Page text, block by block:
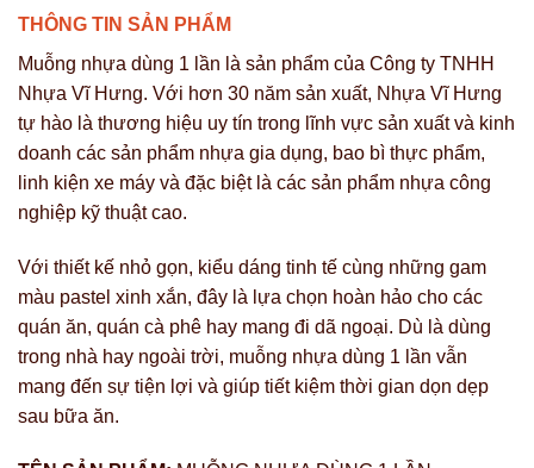
THÔNG TIN SẢN PHẨM
Muỗng nhựa dùng 1 lần là sản phẩm của Công ty TNHH
Nhựa Vĩ Hưng. Với hơn 30 năm sản xuất, Nhựa Vĩ Hưng
tự hào là thương hiệu uy tín trong lĩnh vực sản xuất và kinh
doanh các sản phẩm nhựa gia dụng, bao bì thực phẩm,
linh kiện xe máy và đặc biệt là các sản phẩm nhựa công
nghiệp kỹ thuật cao.
Với thiết kế nhỏ gọn, kiểu dáng tinh tế cùng những gam
màu pastel xinh xắn, đây là lựa chọn hoàn hảo cho các
quán ăn, quán cà phê hay mang đi dã ngoại. Dù là dùng
trong nhà hay ngoài trời, muỗng nhựa dùng 1 lần vẫn
mang đến sự tiện lợi và giúp tiết kiệm thời gian dọn dẹp
sau bữa ăn.